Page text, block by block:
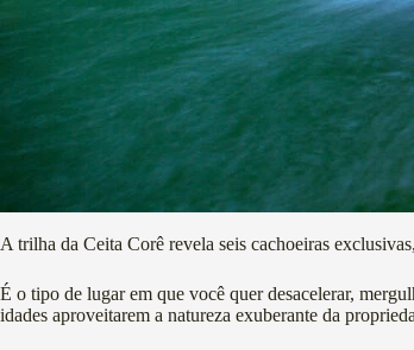
A trilha da Ceita Corê revela seis cachoeiras
É o tipo de lugar em que você quer desacelerar,
idades aproveitarem a natureza exuberante da